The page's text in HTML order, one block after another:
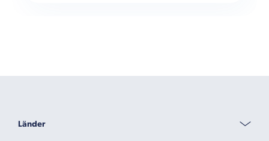
Länder